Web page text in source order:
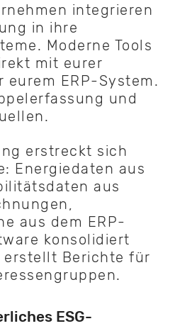
integrieren
in ihre
Moderne Tools
mit eurer
ERP-System.
und
erstreckt sich
Energiedaten aus
aus
aus dem ERP-
konsolidiert
erstellt Berichte für
ESG-